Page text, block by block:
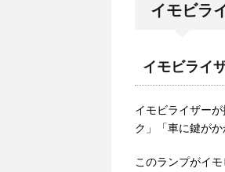
イモビラ
イモビライ
イモビライザー
ク」「車に鍵が
このランプがイ